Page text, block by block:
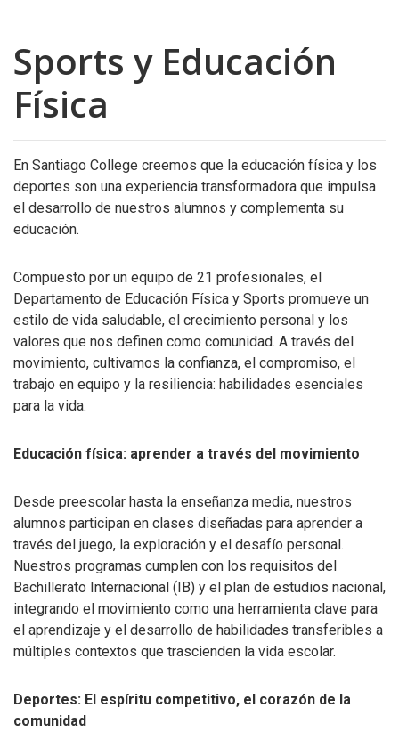
Sports y Educación
Física
En Santiago College creemos que la educación física y los
deportes son una experiencia transformadora que impulsa
el desarrollo de nuestros alumnos y complementa su
educación.
Compuesto por un equipo de 21 profesionales, el
Departamento de Educación Física y Sports promueve un
estilo de vida saludable, el crecimiento personal y los
valores que nos definen como comunidad. A través del
movimiento, cultivamos la confianza, el compromiso, el
trabajo en equipo y la resiliencia: habilidades esenciales
para la vida.
Educación física: aprender a través del movimiento
Desde preescolar hasta la enseñanza media, nuestros
alumnos participan en clases diseñadas para aprender a
través del juego, la exploración y el desafío personal.
Nuestros programas cumplen con los requisitos del
Bachillerato Internacional (IB) y el plan de estudios nacional,
integrando el movimiento como una herramienta clave para
el aprendizaje y el desarrollo de habilidades transferibles a
múltiples contextos que trascienden la vida escolar.
Deportes: El espíritu competitivo, el corazón de la
comunidad